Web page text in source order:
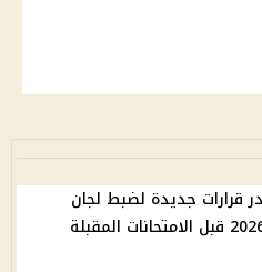
قرارات جديدة لضبط لجان